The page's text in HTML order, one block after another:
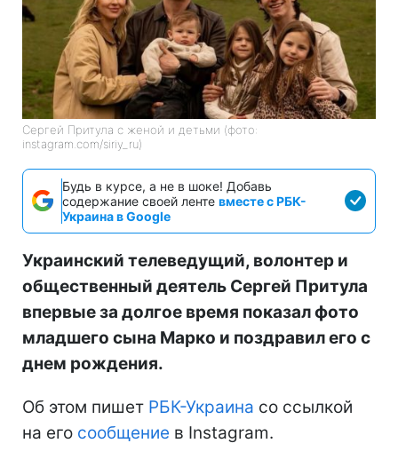
Сергей Притула с женой и детьми (фото:
instagram.com/siriy_ru)
Будь в курсе, а не в шоке! Добавь
содержание своей ленте вместе с РБК-
Украина в Google
Украинский телеведущий, волонтер и
общественный деятель Сергей Притула
впервые за долгое время показал фото
младшего сына Марко и поздравил его с
днем рождения.
Об этом пишет РБК-Украина со ссылкой
на его сообщение в Instagram.